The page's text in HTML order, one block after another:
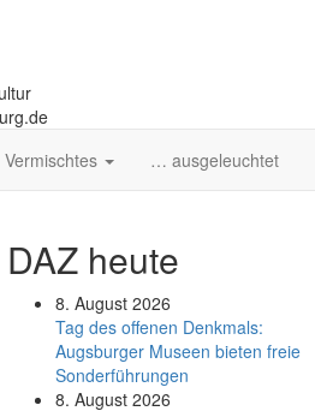
Vermischtes … ausgeleuchtet
DAZ heute
8. August 2026
Tag des offenen Denkmals:
Augsburger Museen bieten freie
Sonderführungen
8. August 2026